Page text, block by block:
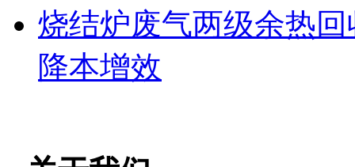
烧结炉废气两级余热
降本增效